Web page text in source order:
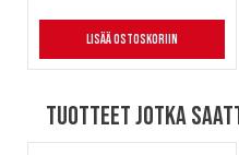
Lisää ostoskoriin
Tuotteet jotka